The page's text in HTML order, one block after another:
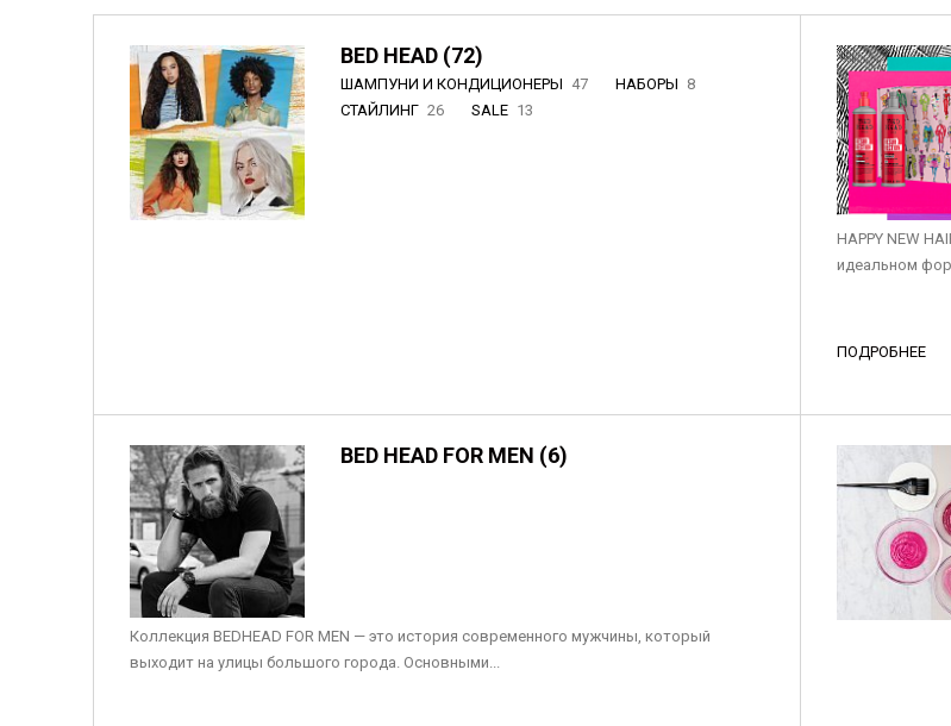
BED HEAD (72)
ШАМПУНИ И КОНДИЦИОНЕРЫ 47 НАБОРЫ 8
СТАЙЛИНГ 26 SALE 13
HAPPY NEW
идеальном
ПОДРОБНЕЕ
BED HEAD FOR MEN (6)
Коллекция BEDHEAD FOR MEN — это история современного мужчины, который
выходит на улицы большого города. Основными...